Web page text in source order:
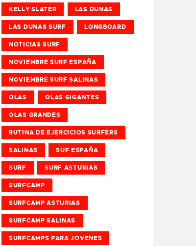
KELLY SLATER LAS DUNAS
LAS DUNAS SURF LONGBOARD
NOTICIAS SURF
NOVIEMBRE SURF ESPAÑA
NOVIEMBRE SURF SALINAS
OLAS OLAS GIGANTES
OLAS GRANDES
RUTINA DE EJERCICIOS SURFERS
SALINAS SUF ESPAÑA
SURF SURF ASTURIAS
SURFCAMP
SURFCAMP ASTURIAS
SURFCAMP SALINAS
SURFCAMPS PARA JOVENES